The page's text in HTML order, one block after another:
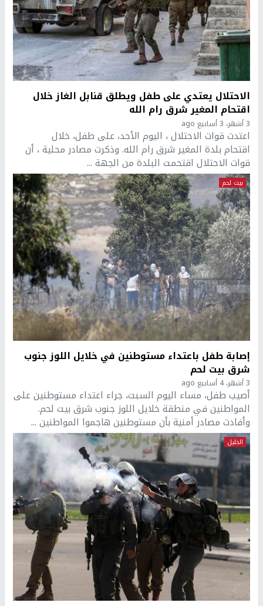
الاحتلال يعتدي على طفل ويطلق قنابل الغاز خلال
اقتحام المغير شرق رام الله
3 أشهر، 3 أسابيع ago
اعتدت قوات الاحتلال ، اليوم الأحد، على طفل، خلال
اقتحام بلدة المغير شرق رام الله. وذكرت مصادر محلية ، أن
قوات الاحتلال اقتحمت البلدة من الجهة ...
بيت لحم
إصابة طفل باعتداء مستوطنين في خلايل اللوز جنوب
شرق بيت لحم
3 أشهر، 4 أسابيع ago
أصيب طفل، مساء اليوم السبت، جراء اعتداء مستوطنين على
المواطنين في منطقة خلايل اللوز جنوب شرق بيت لحم.
وأفادت مصادر أمنية بأن مستوطنين هاجموا المواطنين ...
الخليل